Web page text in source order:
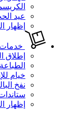
عيد
إظهار
خدمات
إطلاق
خيام
نفخ
إظهار